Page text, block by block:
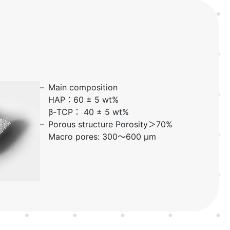
– Main composition
HAP：60 ± 5 wt%
β-TCP： 40 ± 5 wt%
– Porous structure Porosity＞70%
Macro pores: 300～600 μm